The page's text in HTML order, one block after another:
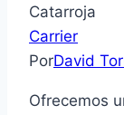
Catarroja
Carrier
PorDavid
Ofrecemos